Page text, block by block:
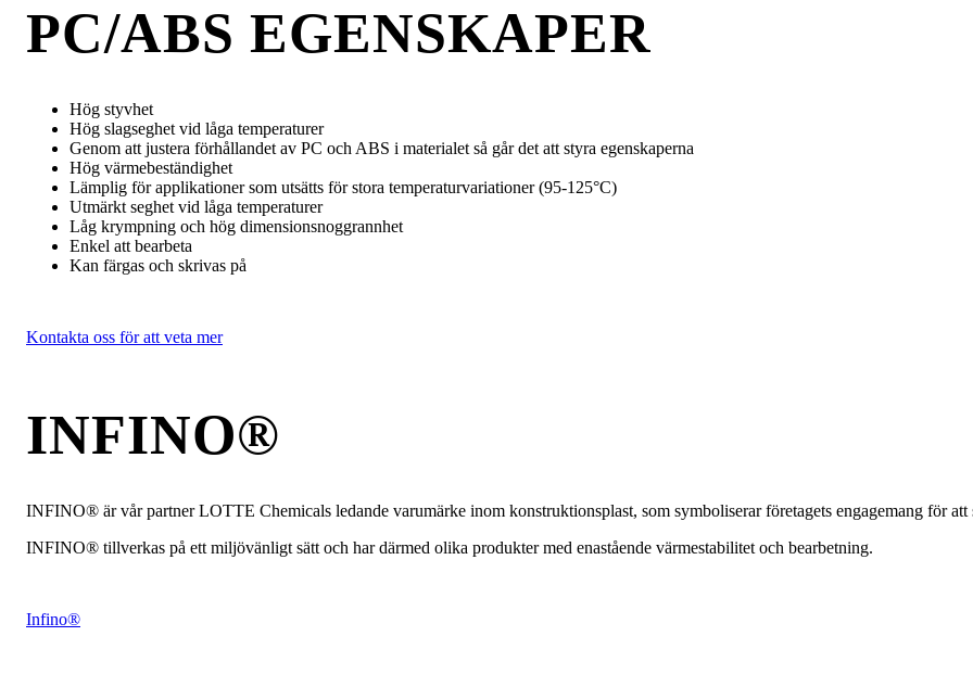
PC/ABS EGENSKAPER
Hög styvhet
Hög slagseghet vid låga temperaturer
Genom att justera förhållandet av PC och ABS i materialet så går det att styra egenskaperna
Hög värmebeständighet
Lämplig för applikationer som utsätts för stora temperaturvariationer (95-125°C)
Utmärkt seghet vid låga temperaturer
Låg krympning och hög dimensionsnoggrannhet
Enkel att bearbeta
Kan färgas och skrivas på
Kontakta oss för att veta mer
INFINO®
INFINO® är vår partner LOTTE Chemicals ledande varumärke inom konstruktionsplast, som symboliserar företagets engagemang för
INFINO® tillverkas på ett miljövänligt sätt och har därmed olika produkter med enastående värmestabilitet och bearbetning.
Infino®